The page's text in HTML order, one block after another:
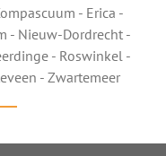
- Erica -
- Nieuw-Dordrecht -
- Roswinkel -
- Zwartemeer